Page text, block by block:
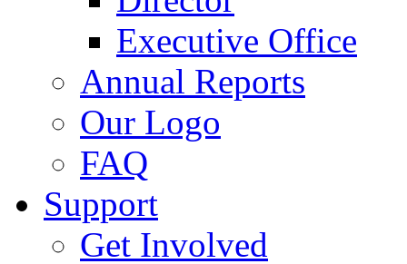
Executive Office
Annual Reports
Our Logo
FAQ
Support
Get Involved